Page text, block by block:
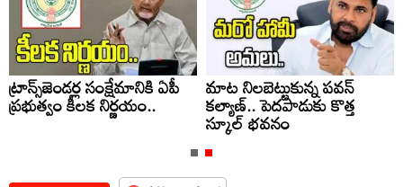
ట్రాన్స్‌జెండర్ల సంక్షేమానికి ఏపీ
ప్రభుత్వం కీలక నిర్ణయం..
మాట నిలబెట్టుకున్న పవన్
కల్యాణ్.. పెదపాడుకు కొత్త
స్కూల్ భవనం